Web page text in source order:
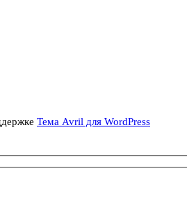
Тема Avril для WordPress